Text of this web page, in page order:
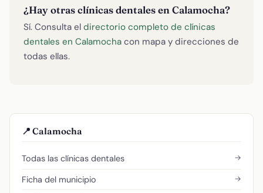
¿Hay otras clínicas dentales en Calamocha?
Sí. Consulta el directorio completo de clínicas
dentales en Calamocha con mapa y direcciones de
todas ellas.
📍 Calamocha
Todas las clínicas dentales →
Ficha del municipio →